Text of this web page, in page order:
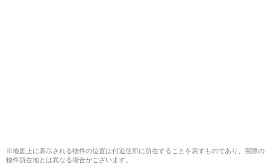
※地図上に表示される物件の位置は付近住所に所在することを表すものであり、実際の
物件所在地とは異なる場合がございます。